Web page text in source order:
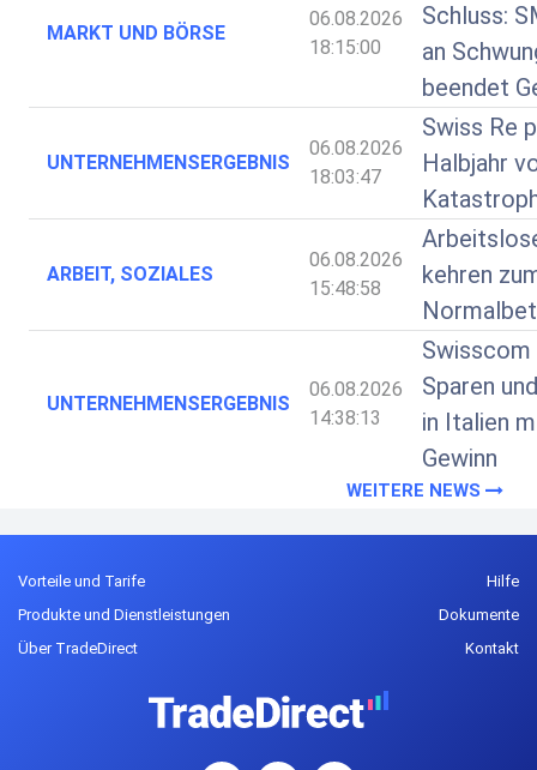
MARKT UND BÖRSE
06.08.2026
18:15:00
Schluss:
an
beendet
UNTERNEHMENSERGEBNIS
06.08.2026
18:03:47
Swiss Re
Halbjahr
ARBEIT, SOZIALES
06.08.2026
15:48:58
kehren
UNTERNEHMENSERGEBNIS
06.08.2026
14:38:13
Swisscom
Sparen
in Italien
Gewinn
WEITERE NEWS
Vorteile und Tarife
Produkte und Dienstleistungen
Über TradeDirect
Hilfe
Dokumente
Kontakt